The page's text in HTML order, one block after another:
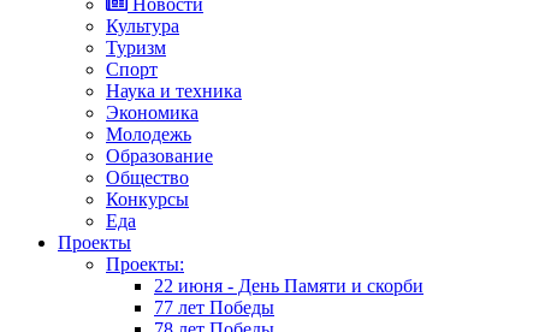
Новости
Культура
Туризм
Спорт
Наука и техника
Экономика
Молодежь
Образование
Общество
Конкурсы
Еда
Проекты
Проекты:
22 июня - День Памяти и скорби
77 лет Победы